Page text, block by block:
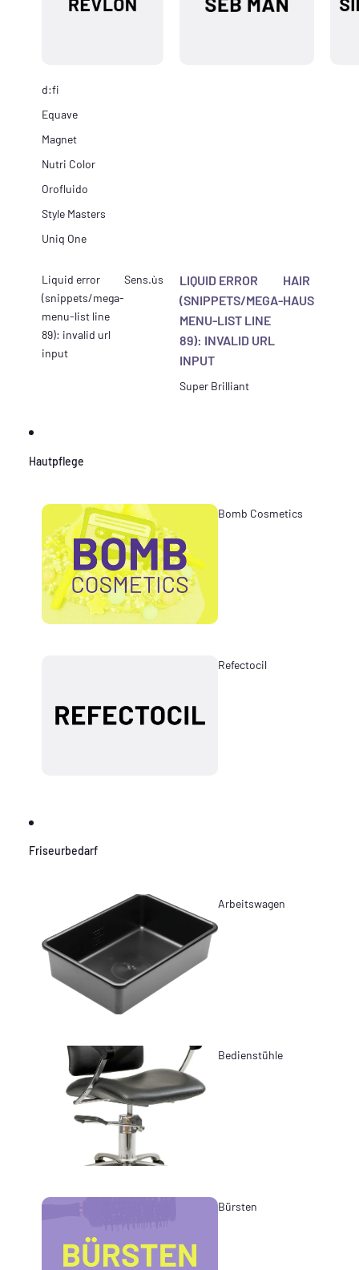
d:fi
Equave
Magnet
Nutri Color
Orofluido
Style Masters
Uniq One
Liquid error
(snippets/mega-
menu-list line
89): invalid url
input
Sens.ùs
LIQUID ERROR
(SNIPPETS/MEGA-
MENU-LIST LINE
89): INVALID URL
INPUT
HAIR
HAUS
Super Brilliant
Hautpflege
Bomb Cosmetics
Refectocil
Friseurbedarf
Arbeitswagen
Bedienstühle
Bürsten